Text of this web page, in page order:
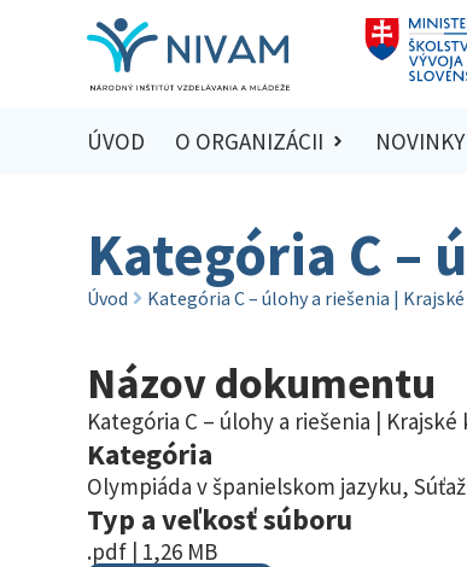
ÚVOD O ORGANIZÁCII NOVINKY
Kategória C –
Úvod Kategória C – úlohy a riešenia |
Názov dokumentu
Kategória C – úlohy a riešenia | Krajské
Kategória
Olympiáda v španielskom jazyku,
Typ a veľkosť súboru
.pdf | 1,26 MB